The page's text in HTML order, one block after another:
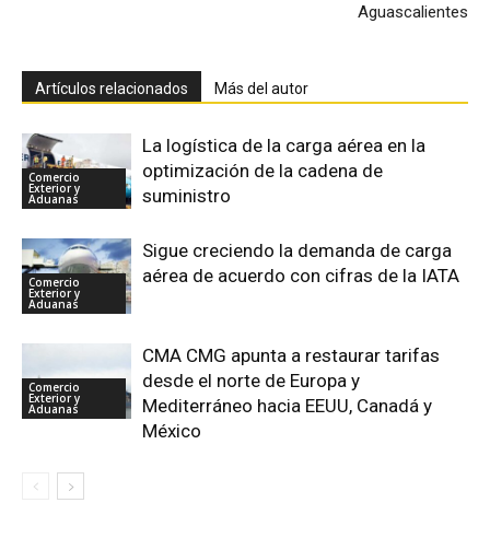
Aguascalientes
Artículos relacionados Más del autor
Comercio
Exterior y
Aduanas
La logística de la carga aérea en la
optimización de la cadena de
suministro
Comercio
Exterior y
Aduanas
Sigue creciendo la demanda de carga
aérea de acuerdo con cifras de la IATA
Comercio
Exterior y
Aduanas
CMA CMG apunta a restaurar tarifas
desde el norte de Europa y
Mediterráneo hacia EEUU, Canadá y
México